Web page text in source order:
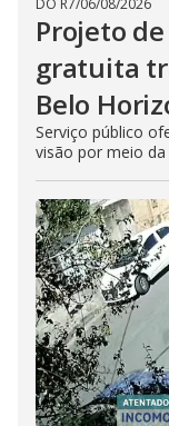
DO R7/06/08/2026
Projeto
gratuita
Belo
Serviço público
visão por meio